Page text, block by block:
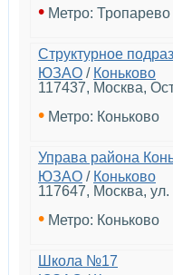
• Метро: Тропарево
Структурное
ЮЗАО / Коньково
117437, Москва,
• Метро: Коньково
Управа района
ЮЗАО / Коньково
117647, Москва,
• Метро: Коньково
Школа №17